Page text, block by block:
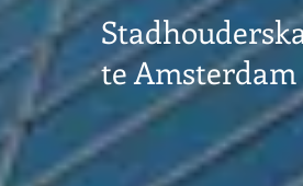
te Amsterdam